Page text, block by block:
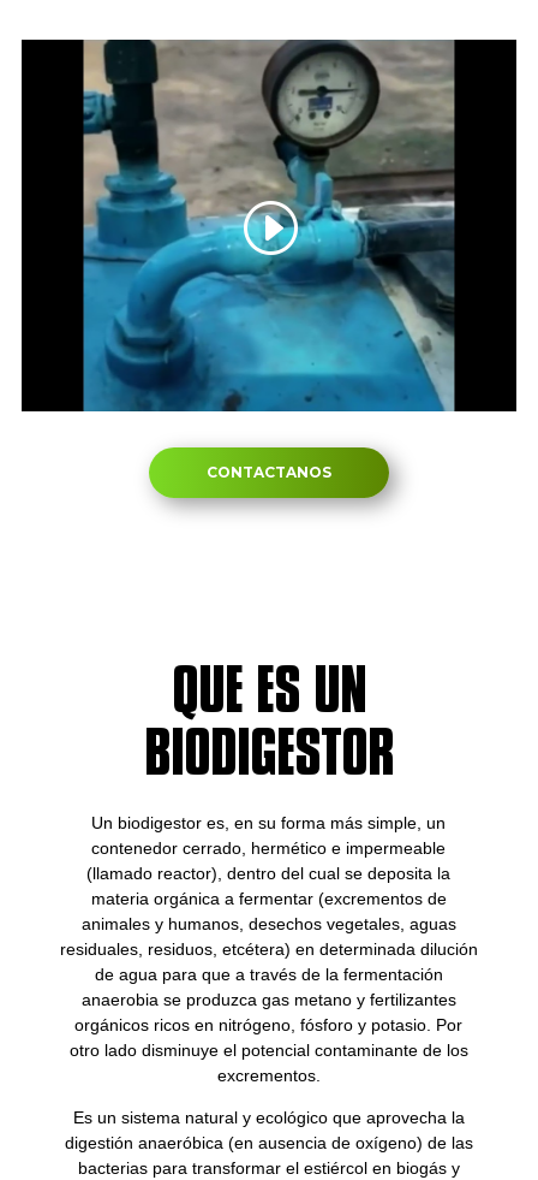
CONTACTANOS
QUE ES UN
BIODIGESTOR
Un biodigestor es, en su forma más simple, un
contenedor cerrado, hermético e impermeable
(llamado reactor), dentro del cual se deposita la
materia orgánica a fermentar (excrementos de
animales y humanos, desechos vegetales, aguas
residuales, residuos, etcétera) en determinada dilución
de agua para que a través de la fermentación
anaerobia se produzca gas metano y fertilizantes
orgánicos ricos en nitrógeno, fósforo y potasio. Por
otro lado disminuye el potencial contaminante de los
excrementos.
Es un sistema natural y ecológico que aprovecha la
digestión anaeróbica (en ausencia de oxígeno) de las
bacterias para transformar el estiércol en biogás y